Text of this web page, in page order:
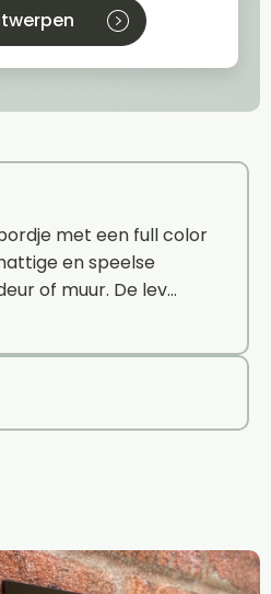
met een full color
en speelse
of muur. De lev…